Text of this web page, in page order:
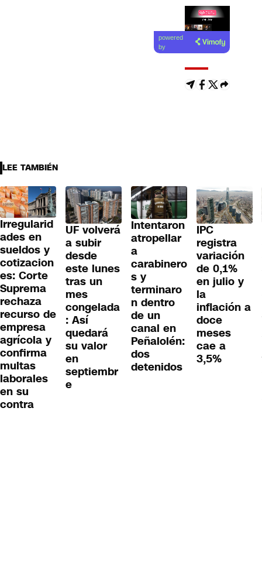
Lea el
artículo
powered
by
LEE TAMBIÉN
Irregularid
ades en
sueldos y
cotizacion
es: Corte
Suprema
rechaza
recurso de
empresa
agrícola y
confirma
multas
laborales
en su
contra
UF volverá
a subir
desde
este lunes
tras un
mes
congelada
: Así
quedará
su valor
en
septiembr
e
Intentaron
atropellar
a
carabinero
s y
terminaro
n dentro
de un
canal en
Peñalolén:
dos
detenidos
IPC
registra
variación
de 0,1%
en julio y
la
inflación a
doce
meses
cae a
3,5%